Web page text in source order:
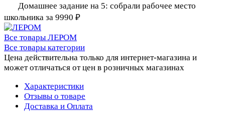
Домашнее задание на 5: собрали рабочее место
школьника за 9990 ₽
Все товары ЛЕРОМ
Все товары категории
Цена действительна только для интернет-магазина и
может отличаться от цен в розничных магазинах
Характеристики
Отзывы о товаре
Доставка и Оплата